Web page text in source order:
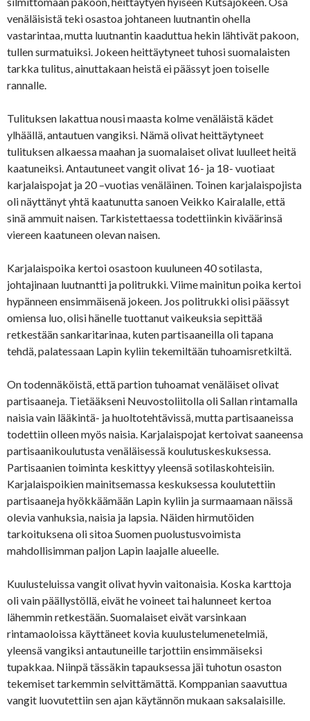
venäläisistä teki osastoa johtaneen luutnantin ohella
vastarintaa, mutta luutnantin kaaduttua hekin lähtivät pakoon,
tullen surmatuiksi. Jokeen heittäytyneet tuhosi suomalaisten
tarkka tulitus, ainuttakaan heistä ei päässyt joen toiselle
rannalle.
Tulituksen lakattua nousi maasta kolme venäläistä kädet
ylhäällä, antautuen vangiksi. Nämä olivat heittäytyneet
tulituksen alkaessa maahan ja suomalaiset olivat luulleet heitä
kaatuneiksi. Antautuneet vangit olivat 16- ja 18- vuotiaat
karjalaispojat ja 20 –vuotias venäläinen. Toinen karjalaispojista
oli näyttänyt yhtä kaatunutta sanoen Veikko Kairalalle, että
sinä ammuit naisen. Tarkistettaessa todettiinkin kiväärinsä
viereen kaatuneen olevan naisen.
Karjalaispoika kertoi osastoon kuuluneen 40 sotilasta,
johtajinaan luutnantti ja politrukki. Viime mainitun poika kertoi
hypänneen ensimmäisenä jokeen. Jos politrukki olisi päässyt
omiensa luo, olisi hänelle tuottanut vaikeuksia sepittää
retkestään sankaritarinaa, kuten partisaaneilla oli tapana
tehdä, palatessaan Lapin kyliin tekemiltään tuhoamisretkiltä.
On todennäköistä, että partion tuhoamat venäläiset olivat
partisaaneja. Tietääkseni Neuvostoliitolla oli Sallan rintamalla
naisia vain lääkintä- ja huoltotehtävissä, mutta partisaaneissa
todettiin olleen myös naisia. Karjalaispojat kertoivat saaneensa
partisaanikoulutusta venäläisessä koulutuskeskuksessa.
Partisaanien toiminta keskittyy yleensä sotilaskohteisiin.
Karjalaispoikien mainitsemassa keskuksessa koulutettiin
partisaaneja hyökkäämään Lapin kyliin ja surmaamaan näissä
olevia vanhuksia, naisia ja lapsia. Näiden hirmutöiden
tarkoituksena oli sitoa Suomen puolustusvoimista
mahdollisimman paljon Lapin laajalle alueelle.
Kuulusteluissa vangit olivat hyvin vaitonaisia. Koska karttoja
oli vain päällystöllä, eivät he voineet tai halunneet kertoa
lähemmin retkestään. Suomalaiset eivät varsinkaan
rintamaoloissa käyttäneet kovia kuulustelumenetelmiä,
yleensä vangiksi antautuneille tarjottiin ensimmäiseksi
tupakkaa. Niinpä tässäkin tapauksessa jäi tuhotun osaston
tekemiset tarkemmin selvittämättä. Komppanian saavuttua
vangit luovutettiin sen ajan käytännön mukaan saksalaisille.